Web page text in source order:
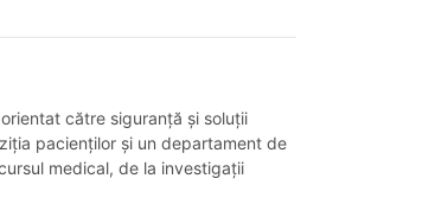
către siguranță și soluții
pacienților și un departament de
medical, de la investigații